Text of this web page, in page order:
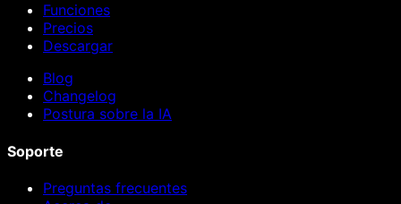
Funciones
Precios
Descargar
Blog
Changelog
Postura sobre la IA
Soporte
Preguntas frecuentes